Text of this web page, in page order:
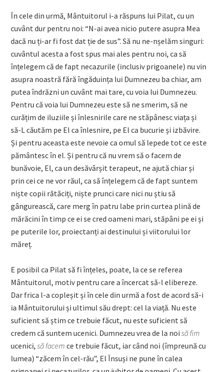
În cele din urmă, Mântuitorul i-a răspuns lui Pilat, cu un
cuvânt dur pentru noi: “N-ai avea nicio putere asupra Mea
dacă nu ți-ar fi fost dat ție de sus”. Să nu ne-nșelăm singuri:
cuvântul acesta a fost spus mai ales pentru noi, ca să
înțelegem că de fapt necazurile (inclusiv prigoanele) nu vin
asupra noastră fără îngăduința lui Dumnezeu ba chiar, am
putea îndrăzni un cuvânt mai tare, cu voia lui Dumnezeu.
Pentru că voia lui Dumnezeu este să ne smerim, să ne
curățim de iluziile și înlesnirile care ne stăpânesc viața și
să-L căutăm pe El ca înlesnire, pe El ca bucurie și izbăvire.
Și pentru aceasta este nevoie ca omul să lepede tot ce este
pământesc în el. Și pentru că nu vrem să o facem de
bunăvoie, El, ca un desăvârșit terapeut, ne ajută chiar și
prin cei ce ne vor răul, ca să înțelegem că de fapt suntem
niște copii rătăciți, niște prunci care nici nu știu să
gângurească, care merg în patru labe prin curtea plină de
mărăcini în timp ce ei se cred oameni mari, stăpâni pe ei și
pe puterile lor, proiectanți ai destinului și viitorului lor
măreț.
E posibil ca Pilat să fi înțeles, poate, la ce se referea
Mântuitorul, motiv pentru care a încercat să-l elibereze.
Dar frica l-a copleșit și în cele din urmă a fost de acord să-i
ia Mântuitorului și ultimul său drept: cel la viață. Nu este
suficient să știm ce trebuie făcut, nu este suficient să
credem că suntem ucenici. Dumnezeu vrea de la noisă fim
ucenici,să facem ce trebuie făcut, iar când noi (împreună cu
lumea) “zăcem în cel-rău”, El Însuși ne pune în calea